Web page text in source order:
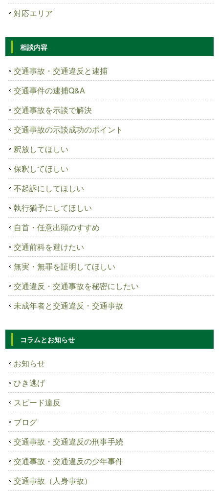
対応エリア
相談内容
交通事故・交通違反と逮捕
交通事件の逮捕Q&A
交通事故を示談で解決
交通事故の示談成功のポイント
釈放してほしい
保釈してほしい
不起訴にしてほしい
執行猶予にしてほしい
自首・任意出頭のすすめ
交通前科を避けたい
無実・無罪を証明してほしい
交通違反・交通事故を秘密にしたい
未成年者と交通違反・交通事故
コラムとお知らせ
お知らせ
ひき逃げ
スピード違反
ブログ
交通事故・交通違反の刑事手続
交通事故・交通違反の少年事件
交通事故（人身事故）